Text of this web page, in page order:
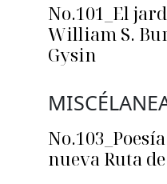
No.101_El
William S.
Gysin
nueva Ruta